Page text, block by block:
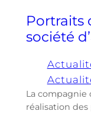
Portraits
société
La compagnie
réalisation